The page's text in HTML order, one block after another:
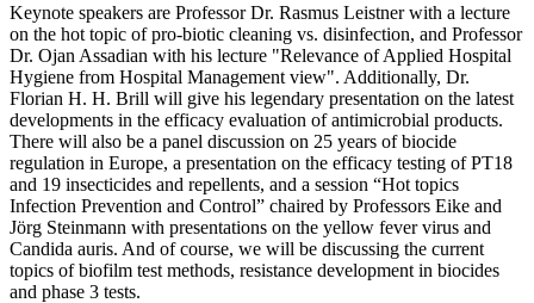
Keynote speakers are Professor Dr. Rasmus Leistner with a lecture
on the hot topic of pro-biotic cleaning vs. disinfection, and Professor
Dr. Ojan Assadian with his lecture "Relevance of Applied Hospital
Hygiene from Hospital Management view". Additionally, Dr.
Florian H. H. Brill will give his legendary presentation on the latest
developments in the efficacy evaluation of antimicrobial products.
There will also be a panel discussion on 25 years of biocide
regulation in Europe, a presentation on the efficacy testing of PT18
and 19 insecticides and repellents, and a session “Hot topics
Infection Prevention and Control” chaired by Professors Eike and
Jörg Steinmann with presentations on the yellow fever virus and
Candida auris. And of course, we will be discussing the current
topics of biofilm test methods, resistance development in biocides
and phase 3 tests.